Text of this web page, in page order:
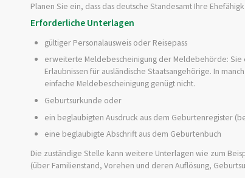
Planen Sie ein, dass das deutsche Standesamt Ihre
Erforderliche Unterlagen
gültiger Personalausweis oder Reisepass
erweiterte Meldebescheinigung der Meldebehörde: Sie
Erlaubnissen für ausländische Staatsangehörige. In
einfache Meldebescheinigung genügt nicht.
Geburtsurkunde oder
ein beglaubigten Ausdruck aus dem Geburtenregister
eine beglaubigte Abschrift aus dem Geburtenbuch
Die zuständige Stelle kann weitere Unterlagen wie zum
(über Familienstand, Vorehen und deren Auflösung,